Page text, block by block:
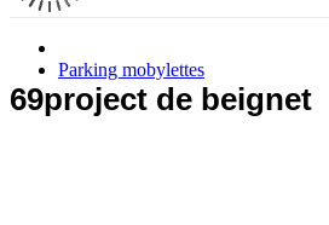
Parking mobylettes
69project de beignet